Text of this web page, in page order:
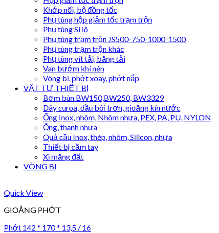
Khớp nối, bộ đồng tốc
Phụ tùng hộp giảm tốc trạm trộn
Phụ tùng Si lô
Phụ tùng trạm trộn JS500-750-1000-1500
Phụ tùng trạm trộn khác
Phụ tùng vít tải, băng tải
Van bướm khí nén
Vòng bi, phớt xoay, phớt nắp
VẬT TƯ THIẾT BỊ
Bơm bùn BW150,BW250, BW3329
Dây curoa, dầu bôi trơn, gioăng kín nước
Ống Inox, nhôm, Nhôm nhựa, PEX, PA, PU, NYLON
Ống, thanh nhựa
Quả cầu Inox, thép, nhôm, Silicon, nhựa
Thiết bị cầm tay
Xi măng đất
VÒNG BI
Quick View
GIOĂNG PHỚT
Phớt 142 * 170 * 13,5 / 16